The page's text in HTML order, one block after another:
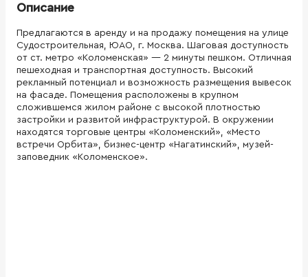
Описание
Предлагаются в аренду и на продажу помещения на улице
Судостроительная, ЮАО, г. Москва. Шаговая доступность
от ст. метро «Коломенская» — 2 минуты пешком. Отличная
пешеходная и транспортная доступность. Высокий
рекламный потенциал и возможность размещения вывесок
на фасаде. Помещения расположены в крупном
сложившемся жилом районе с высокой плотностью
застройки и развитой инфраструктурой. В окружении
находятся торговые центры «Коломенский», «Место
встречи Орбита», бизнес-центр «Нагатинский», музей-
заповедник «Коломенское».